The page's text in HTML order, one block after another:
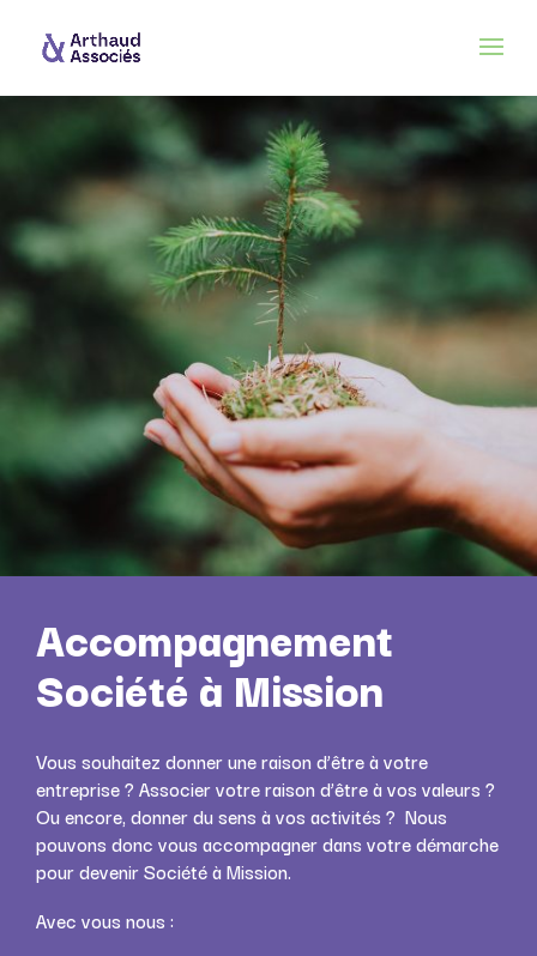
Accompagnement
Société à Mission
Vous souhaitez donner une raison d’être à votre
entreprise ? Associer votre raison d’être à vos valeurs ?
Ou encore, donner du sens à vos activités ? Nous
pouvons donc vous accompagner dans votre démarche
pour devenir Société à Mission.
Avec vous nous :